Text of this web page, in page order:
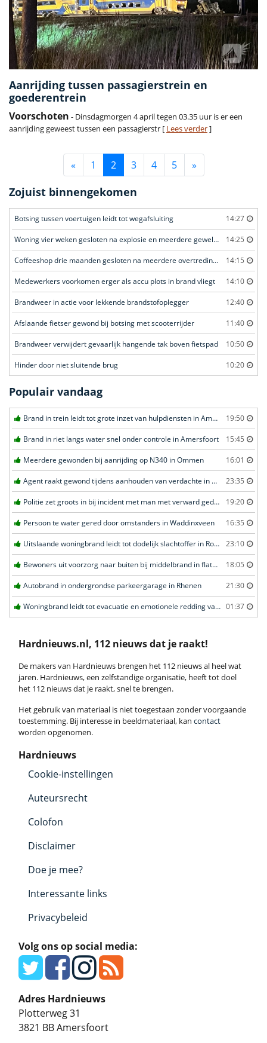
Aanrijding tussen passagierstrein en
goederentrein
Voorschoten - Dinsdagmorgen 4 april tegen 03.35 uur is er een
aanrijding geweest tussen een passagierstr [ Lees verder]
« 1 2 3 4 5 »
Zojuist binnengekomen
Botsing tussen voertuigen leidt tot wegafsluiting 14:27
Woning vier weken gesloten na explosie en meerdere geweldsincidenten 14:25
Coffeeshop drie maanden gesloten na meerdere overtredingen 14:15
Medewerkers voorkomen erger als accu plots in brand vliegt 14:10
Brandweer in actie voor lekkende brandstofoplegger 12:40
Afslaande fietser gewond bij botsing met scooterrijder 11:40
Brandweer verwijdert gevaarlijk hangende tak boven fietspad 10:50
Hinder door niet sluitende brug 10:20
Populair vandaag
Brand in trein leidt tot grote inzet van hulpdiensten in Amersfoort 19:50
Brand in riet langs water snel onder controle in Amersfoort 15:45
Meerdere gewonden bij aanrijding op N340 in Ommen 16:01
Agent raakt gewond tijdens aanhouden van verdachte in Amsterdam 23:35
Politie zet groots in bij incident met man met verward gedrag in Leeuwarden 19:20
Persoon te water gered door omstanders in Waddinxveen 16:35
Uitslaande woningbrand leidt tot dodelijk slachtoffer in Rotterdam 23:10
Bewoners uit voorzorg naar buiten bij middelbrand in flatwoning in Leeuwarden 18:05
Autobrand in ondergrondse parkeergarage in Rhenen 21:30
Woningbrand leidt tot evacuatie en emotionele redding van kat in Amsterdam 01:37
Hardnieuws.nl, 112 nieuws dat je raakt!
De makers van Hardnieuws brengen het 112 nieuws al heel wat
jaren. Hardnieuws, een zelfstandige organisatie, heeft tot doel
het 112 nieuws dat je raakt, snel te brengen.
Het gebruik van materiaal is niet toegestaan zonder voorgaande
toestemming. Bij interesse in beeldmateriaal, kan contact
worden opgenomen.
Hardnieuws
Cookie-instellingen
Auteursrecht
Colofon
Disclaimer
Doe je mee?
Interessante links
Privacybeleid
Volg ons op social media:
Adres Hardnieuws
Plotterweg 31
3821 BBAmersfoort